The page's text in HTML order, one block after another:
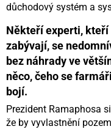
důchodový systém a
Někteří experti,
zabývají, se
bez náhrady ve
něco, čeho se
bojí.
Prezident Ramaphosa
že by vyvlastnění